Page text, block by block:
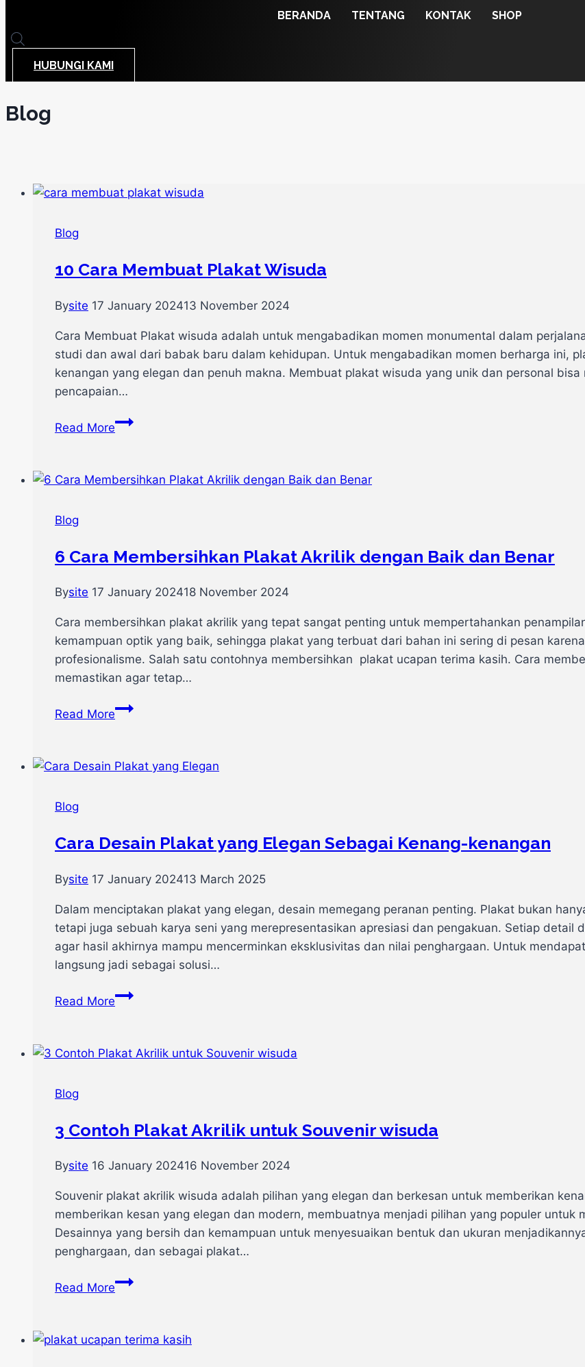
BERANDA TENTANG KONTAK SHOP
HUBUNGI KAMI
Blog
Blog
10 Cara Membuat Plakat Wisuda
Bysite 17 January 202413 November 2024
Cara Membuat Plakat wisuda adalah untuk mengabadikan momen monumental dalam
studi dan awal dari babak baru dalam kehidupan. Untuk mengabadikan momen berharga ini,
kenangan yang elegan dan penuh makna. Membuat plakat wisuda yang unik dan personal
pencapaian…
Read More10
Plakat
Blog
6 Cara Membersihkan Plakat Akrilik dengan Baik dan Benar
Bysite 17 January 202418 November 2024
Cara membersihkan plakat akrilik yang tepat sangat penting untuk mempertahankan
kemampuan optik yang baik, sehingga plakat yang terbuat dari bahan ini sering di pesan
profesionalisme. Salah satu contohnya membersihkan plakat ucapan terima kasih. Cara
memastikan agar tetap…
Read More6
Plakat
dan
Benar
Blog
Cara Desain Plakat yang Elegan Sebagai Kenang-kenangan
Bysite 17 January 202413 March 2025
Dalam menciptakan plakat yang elegan, desain memegang peranan penting. Plakat bukan
tetapi juga sebuah karya seni yang merepresentasikan apresiasi dan pengakuan. Setiap detail
agar hasil akhirnya mampu mencerminkan eksklusivitas dan nilai penghargaan. Untuk
langsung jadi sebagai solusi…
Read MoreCara
yang
kenangan
Blog
3 Contoh Plakat Akrilik untuk Souvenir wisuda
Bysite 16 January 202416 November 2024
Souvenir plakat akrilik wisuda adalah pilihan yang elegan dan berkesan untuk memberikan
memberikan kesan yang elegan dan modern, membuatnya menjadi pilihan yang populer untuk
Desainnya yang bersih dan kemampuan untuk menyesuaikan bentuk dan ukuran
penghargaan, dan sebagai plakat…
Read More3
Akrilik